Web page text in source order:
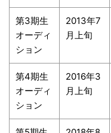
第3期生
オーディ
ション
2013年7
月上旬
第4期生
オーディ
ション
2016年3
月上旬